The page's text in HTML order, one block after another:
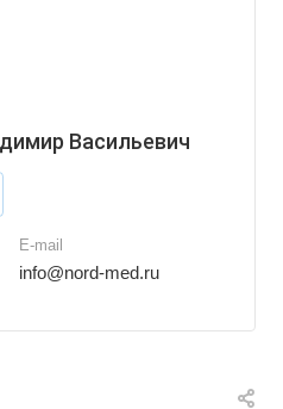
Васильевич
E-mail
info@nord-med.ru